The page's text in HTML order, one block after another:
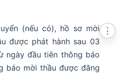
(nếu có), hồ sơ mời
được phát hành sau 03
ngày đầu tiên thông báo
báo mời thầu được đăng
⋮